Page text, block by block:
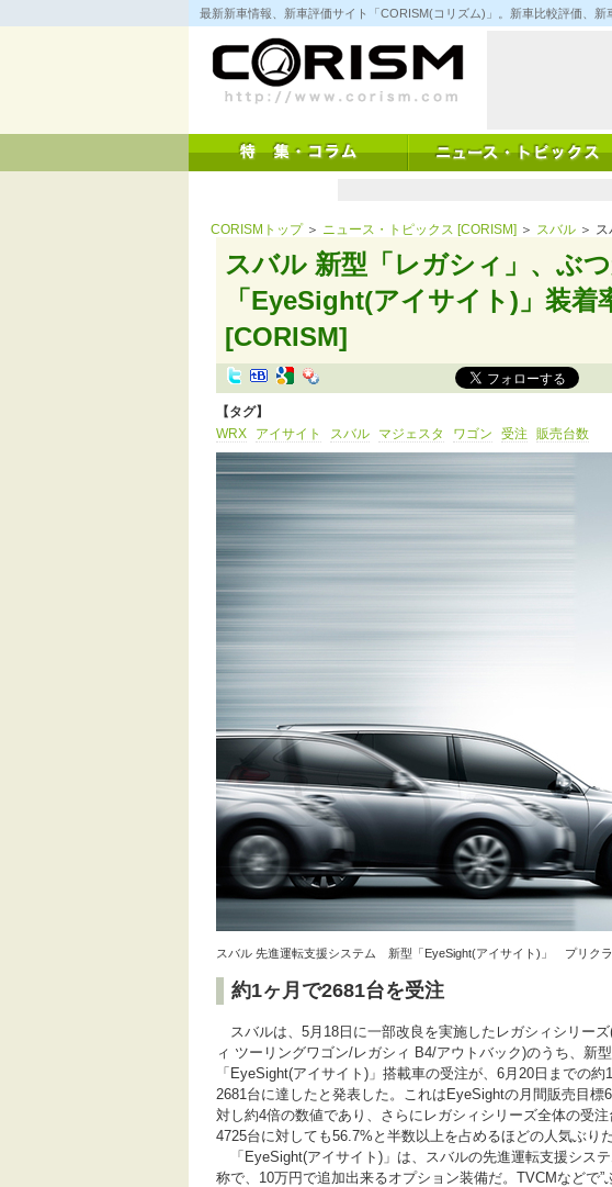
コ
ン
キ
ッ
最新新車情報、新車評価サイト「CORISM(コリズム)」。新車比較評価、
CORISMトップ＞ ニュース・トピックス [CORISM] ＞ スバル ＞
スバル 新型「レガシィ」、ぶ
「EyeSight(アイサイト)」装
[CORISM]
【タグ】
WRX
アイサイト スバル マジェスタ ワゴン 受注 販売台数
スバル 先進運転支援システム 新型「EyeSight(アイサイト)」 プリク
約1ヶ月で2681台を受注
スバルは、5月18日に一部改良を実施したレガシィシリーズ
ィ ツーリングワゴン/レガシィ B4/アウトバック)のうち、新型
「EyeSight(アイサイト)」搭載車の受注が、6月20日までの約
2681台に達したと発表した。これはEyeSightの月間販売目標
対し約4倍の数値であり、さらにレガシィシリーズ全体の受注
4725台に対しても56.7%と半数以上を占めるほどの人気ぶりだ
「EyeSight(アイサイト)」は、スバルの先進運転支援システ
称で、10万円で追加出来るオプション装備だ。TVCMなどで”